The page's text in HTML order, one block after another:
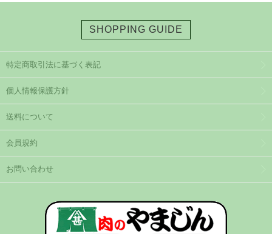
SHOPPING GUIDE
特定商取引法に基づく表記
個人情報保護方針
送料について
会員規約
お問い合わせ